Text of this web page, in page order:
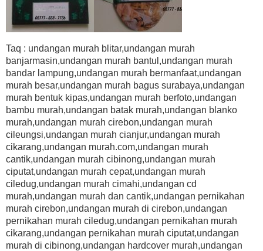
Taq : undangan murah blitar,undangan murah
banjarmasin,undangan murah bantul,undangan murah
bandar lampung,undangan murah bermanfaat,undangan
murah besar,undangan murah bagus surabaya,undangan
murah bentuk kipas,undangan murah berfoto,undangan
bambu murah,undangan batak murah,undangan blanko
murah,undangan murah cirebon,undangan murah
cileungsi,undangan murah cianjur,undangan murah
cikarang,undangan murah.com,undangan murah
cantik,undangan murah cibinong,undangan murah
ciputat,undangan murah cepat,undangan murah
ciledug,undangan murah cimahi,undangan cd
murah,undangan murah dan cantik,undangan pernikahan
murah cirebon,undangan murah di cirebon,undangan
pernikahan murah ciledug,undangan pernikahan murah
cikarang,undangan pernikahan murah ciputat,undangan
murah di cibinong,undangan hardcover murah,undangan